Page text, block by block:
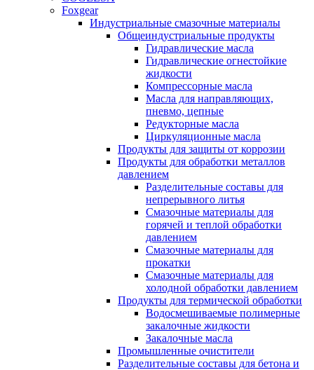
Foxgear
Индустриальные смазочные материалы
Общеиндустриальные продукты
Гидравлические масла
Гидравлические огнестойкие
жидкости
Компрессорные масла
Масла для направляющих,
пневмо, цепные
Редукторные масла
Циркуляционные масла
Продукты для защиты от коррозии
Продукты для обработки металлов
давлением
Разделительные составы для
непрерывного литья
Смазочные материалы для
горячей и теплой обработки
давлением
Смазочные материалы для
прокатки
Смазочные материалы для
холодной обработки давлением
Продукты для термической обработки
Водосмешиваемые полимерные
закалочные жидкости
Закалочные масла
Промышленные очистители
Разделительные составы для бетона и